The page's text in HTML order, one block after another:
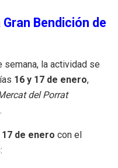
Bendición de
la actividad se
16 y 17 de enero,
del Porrat
de enero con el